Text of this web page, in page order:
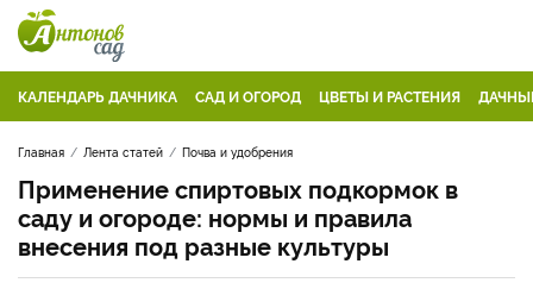
КАЛЕНДАРЬ ДАЧНИКА САД И ОГОРОД ЦВЕТЫ И РАСТЕНИЯ
Главная Лента статей Почва и удобрения
Применение спиртовых подкормок в
саду и огороде: нормы и правила
внесения под разные культуры